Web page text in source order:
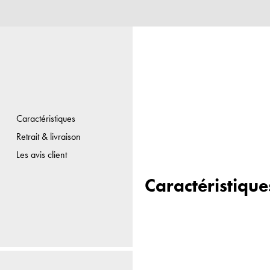
Caractéristiques
Retrait & livraison
Les avis client